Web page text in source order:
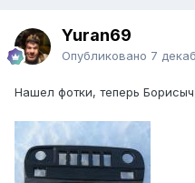
Yuran69
Опубликовано 7
Нашел фотки, теперь